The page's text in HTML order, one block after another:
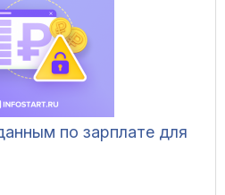
по зарплате для